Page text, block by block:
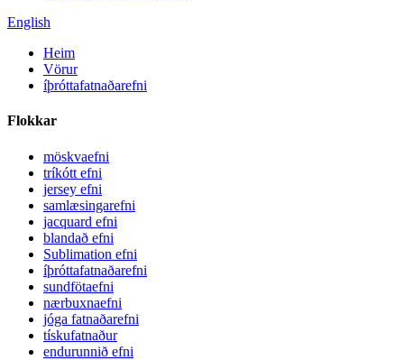
English
Heim
Vörur
íþróttafatnaðarefni
Flokkar
möskvaefni
tríkótt efni
jersey efni
samlæsingarefni
jacquard efni
blandað efni
Sublimation efni
íþróttafatnaðarefni
sundfötaefni
nærbuxnaefni
jóga fatnaðarefni
tískufatnaður
endurunnið efni